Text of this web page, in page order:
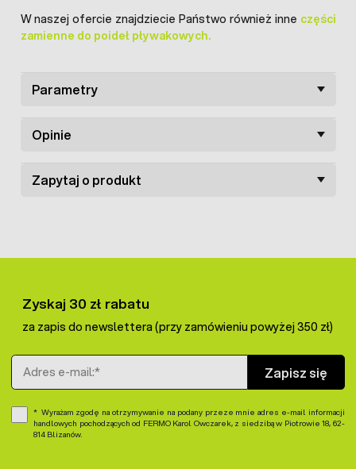
W naszej ofercie znajdziecie Państwo również inne części
zamienne do poideł pływakowych.
Parametry
Opinie
Zapytaj o produkt
Zyskaj 30 zł rabatu
za zapis do newslettera (przy zamówieniu powyżej 350 zł)
Adres e-mail
Zapisz się
Wyrażam zgodę na otrzymywanie na podany przeze mnie adres e-mail informacji
handlowych pochodzących od FERMO Karol Owczarek, z siedzibą w Piotrowie 18, 62-
814 Blizanów.